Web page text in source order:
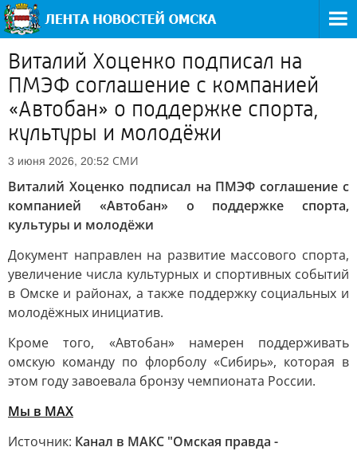
Виталий Хоценко подписал на
ПМЭФ соглашение с компанией
«Автобан» о поддержке спорта,
культуры и молодёжи
3 июня 2026, 20:52 СМИ
Виталий Хоценко подписал на ПМЭФ соглашение с
компанией «Автобан» о поддержке спорта,
культуры и молодёжи
Документ направлен на развитие массового спорта,
увеличение числа культурных и спортивных событий
в Омске и районах, а также поддержку социальных и
молодёжных инициатив.
Кроме того, «Автобан» намерен поддерживать
омскую команду по флорболу «Сибирь», которая в
этом году завоевала бронзу чемпионата России.
Мы в MAX
Источник: Канал в МАКС "Омская правда -